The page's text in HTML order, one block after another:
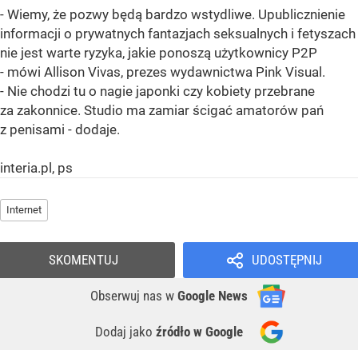
- Wiemy, że pozwy będą bardzo wstydliwe. Upublicznienie
informacji o prywatnych fantazjach seksualnych i fetyszach
nie jest warte ryzyka, jakie ponoszą użytkownicy P2P
- mówi Allison Vivas, prezes wydawnictwa Pink Visual.
- Nie chodzi tu o nagie japonki czy kobiety przebrane
za zakonnice. Studio ma zamiar ścigać amatorów pań
z penisami - dodaje.
interia.pl, ps
Internet
UDOSTĘPNIJ
Obserwuj nas w Google News
Dodaj jako źródło w Google
SKOMENTUJ